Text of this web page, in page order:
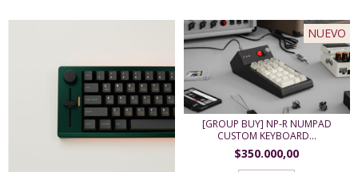
NUEVO
[GROUP BUY] NP-R NUMPAD
CUSTOM KEYBOARD...
$350.000,00